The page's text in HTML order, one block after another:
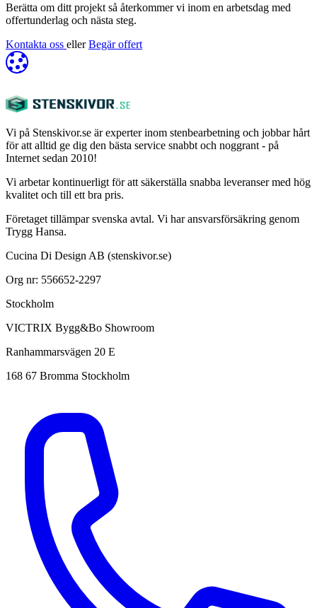
Berätta om ditt projekt så återkommer vi inom en arbetsdag med
offertunderlag och nästa steg.
Kontakta oss eller Begär offert
Vi på Stenskivor.se är experter inom stenbearbetning och jobbar hårt
för att alltid ge dig den bästa service snabbt och noggrant - på
Internet sedan 2010!
Vi arbetar kontinuerligt för att säkerställa snabba leveranser med hög
kvalitet och till ett bra pris.
Företaget tillämpar svenska avtal. Vi har ansvarsförsäkring genom
Trygg Hansa.
Cucina Di Design AB (stenskivor.se)
Org nr: 556652-2297
Stockholm
VICTRIX Bygg&Bo Showroom
Ranhammarsvägen 20 E
168 67 Bromma Stockholm